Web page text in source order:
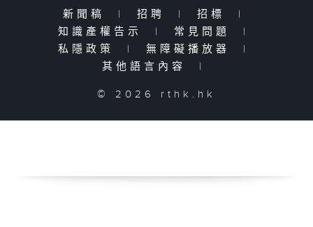
新聞稿 | 招聘 | 招標
|
知識產權告示
| 常見問題
|
私隱政策
| 無障礙播放器
|
其他語言內容
|
© 2026 rthk.hk